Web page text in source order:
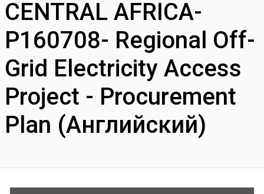
CENTRAL AFRICA-
P160708- Regional Off-
Grid Electricity Access
Project - Procurement
Plan (Английский)